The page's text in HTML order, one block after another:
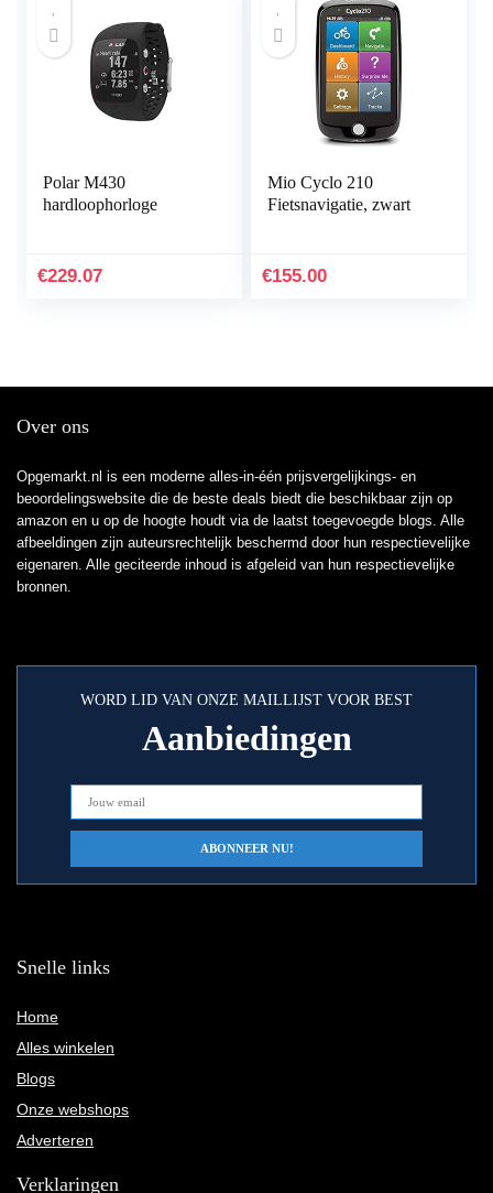
Polar M430
hardloophorloge
€229.07
Mio Cyclo 210
Fietsnavigatie, zwart
€155.00
Over ons
Opgemarkt.nl is een moderne alles-in-één prijsvergelijkings- en
beoordelingswebsite die de beste deals biedt die beschikbaar zijn op
amazon en u op de hoogte houdt via de laatst toegevoegde blogs. Alle
afbeeldingen zijn auteursrechtelijk beschermd door hun respectievelijke
eigenaren. Alle geciteerde inhoud is afgeleid van hun respectievelijke
bronnen.
WORD LID VAN ONZE MAILLIJST VOOR BEST
Aanbiedingen
Snelle links
Home
Alles winkelen
Blogs
Onze webshops
Adverteren
Verklaringen